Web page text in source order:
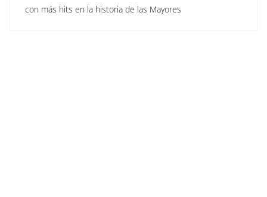
con más hits en la historia de las Mayores